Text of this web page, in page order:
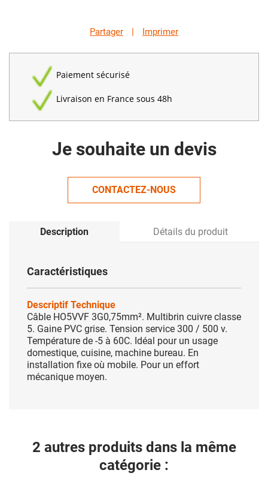
Partager | Imprimer
Paiement sécurisé
Livraison en France sous 48h
Je souhaite un devis
CONTACTEZ-NOUS
Description Détails du produit
Caractéristiques
Descriptif Technique
Câble HO5VVF 3G0,75mm². Multibrin cuivre classe
5. Gaine PVC grise. Tension service 300 / 500 v.
Température de -5 à 60C. Idéal pour un usage
domestique, cuisine, machine bureau. En
installation fixe où mobile. Pour un effort
mécanique moyen.
2 autres produits dans la même
catégorie :